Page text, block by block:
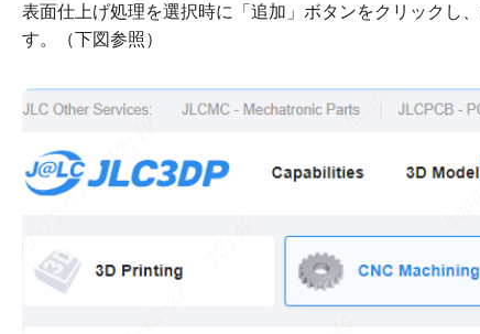
表面仕上げ処理を選択時に「追加」ボタンをクリックし、
す。（下図参照）